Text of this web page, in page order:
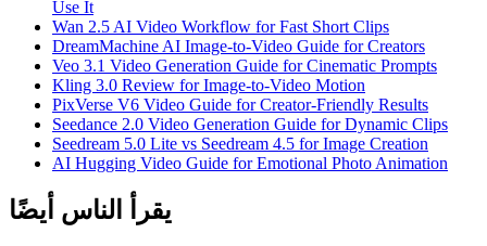
Use It
Wan 2.5 AI Video Workflow for Fast Short Clips
DreamMachine AI Image-to-Video Guide for Creators
Veo 3.1 Video Generation Guide for Cinematic Prompts
Kling 3.0 Review for Image-to-Video Motion
PixVerse V6 Video Guide for Creator-Friendly Results
Seedance 2.0 Video Generation Guide for Dynamic Clips
Seedream 5.0 Lite vs Seedream 4.5 for Image Creation
AI Hugging Video Guide for Emotional Photo Animation
يقرأ الناس أيضًا